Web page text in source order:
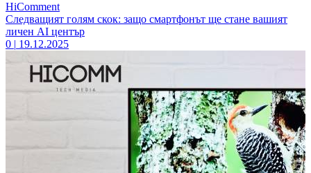
HiComment
Следващият голям скок: защо смартфонът ще стане вашият
личен AI център
0 | 19.12.2025